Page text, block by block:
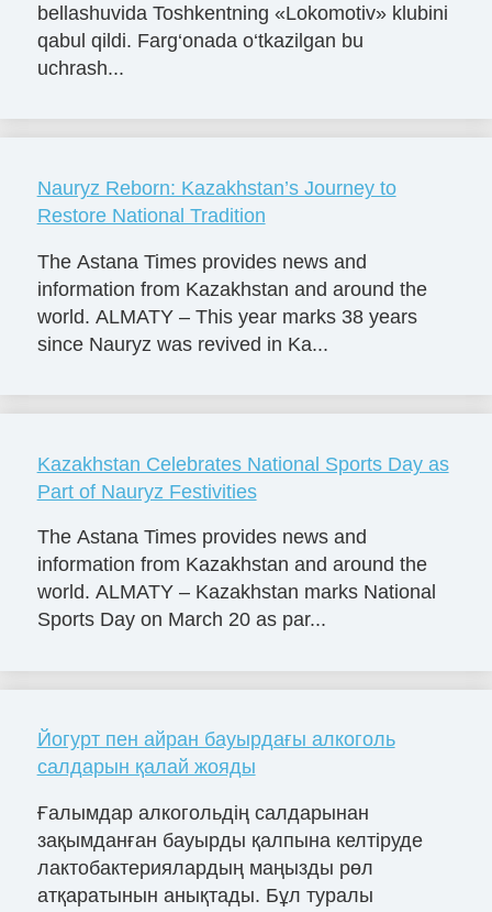
bellashuvida Toshkentning «Lokomotiv» klubini
qabul qildi. Farg‘onada o‘tkazilgan bu
uchrash...
Nauryz Reborn: Kazakhstan’s Journey to
Restore National Tradition
The Astana Times provides news and
information from Kazakhstan and around the
world. ALMATY – This year marks 38 years
since Nauryz was revived in Ka...
Kazakhstan Celebrates National Sports Day as
Part of Nauryz Festivities
The Astana Times provides news and
information from Kazakhstan and around the
world. ALMATY – Kazakhstan marks National
Sports Day on March 20 as par...
Йогурт пен айран бауырдағы алкоголь
салдарын қалай жояды
Ғалымдар алкогольдің салдарынан
зақымданған бауырды қалпына келтіруде
лактобактериялардың маңызды рөл
атқаратынын анықтады. Бұл туралы